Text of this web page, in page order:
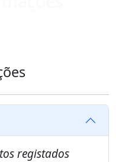
registados